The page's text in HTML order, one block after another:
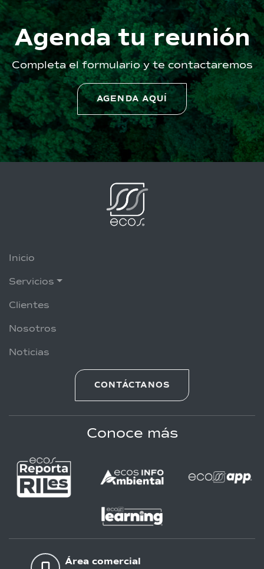
Agenda tu reunión
Completa el formulario y te contactaremos
AGENDA AQUÍ
Inicio
Servicios
Clientes
Nosotros
Noticias
CONTÁCTANOS
Conoce más
Área comercial